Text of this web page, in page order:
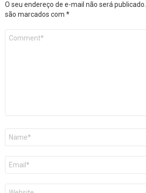
O seu endereço de e-mail não será publicado.
são marcados com *
Comentário
Nome
E-
mail
*
Site